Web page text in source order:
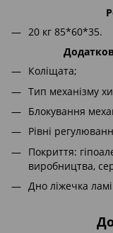
20 кг 85*60*35.
Коліщата;
Тип механізму
Блокування
Рівні
Покриття:
виробництва,
Дно ліжечка